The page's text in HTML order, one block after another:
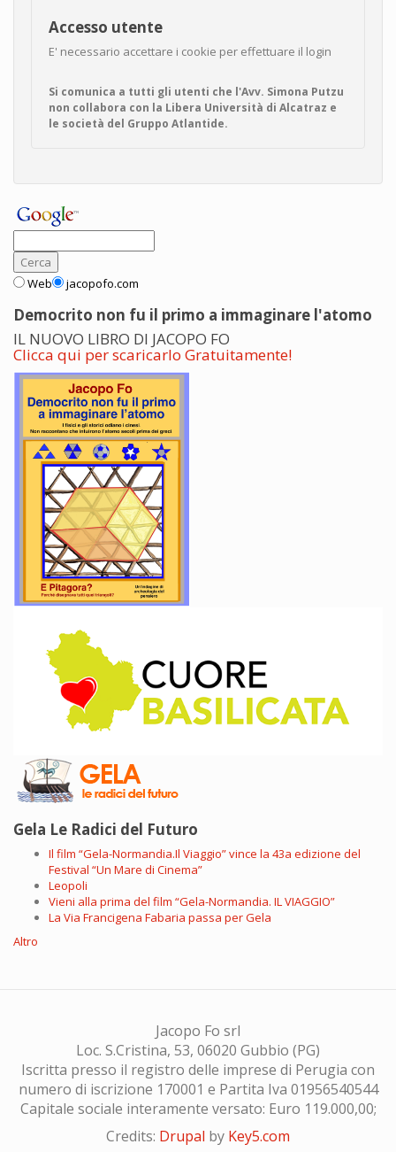
Accesso utente
E' necessario accettare i cookie per effettuare il login
Si comunica a tutti gli utenti che l'Avv. Simona Putzu
non collabora con la Libera Università di Alcatraz e
le società del Gruppo Atlantide.
Web jacopofo.com
Democrito non fu il primo a immaginare l'atomo
IL NUOVO LIBRO DI JACOPO FO
Clicca qui per scaricarlo Gratuitamente!
Gela Le Radici del Futuro
Il film “Gela-Normandia.Il Viaggio” vince la 43a edizione del
Festival “Un Mare di Cinema”
Leopoli
Vieni alla prima del film “Gela-Normandia. IL VIAGGIO”
La Via Francigena Fabaria passa per Gela
Altro
Jacopo Fo srl
Loc. S.Cristina, 53, 06020 Gubbio (PG)
Iscritta presso il registro delle imprese di Perugia con
numero di iscrizione 170001 e Partita Iva 01956540544
Capitale sociale interamente versato: Euro 119.000,00;
Credits: Drupal by Key5.com